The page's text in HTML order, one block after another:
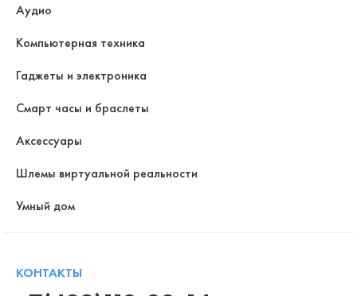
Аудио
Компьютерная техника
Гаджеты и электроника
Смарт часы и браслеты
Аксессуары
Шлемы виртуальной реальности
Умный дом
КОНТАКТЫ